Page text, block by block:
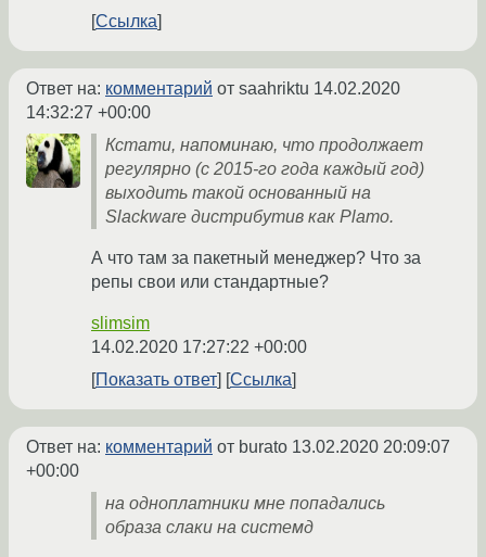
Ссылка
Ответ на: комментарий от saahriktu 14.02.2020
14:32:27 +00:00
Кстати, напоминаю, что продолжает
регулярно (с 2015-го года каждый год)
выходить такой основанный на
Slackware дистрибутив как Plamo.
А что там за пакетный менеджер? Что за
репы свои или стандартные?
slimsim
14.02.2020 17:27:22 +00:00
Показать ответ
Ссылка
Ответ на: комментарий от burato 13.02.2020 20:09:07
+00:00
на одноплатники мне попадались
образа слаки на системд